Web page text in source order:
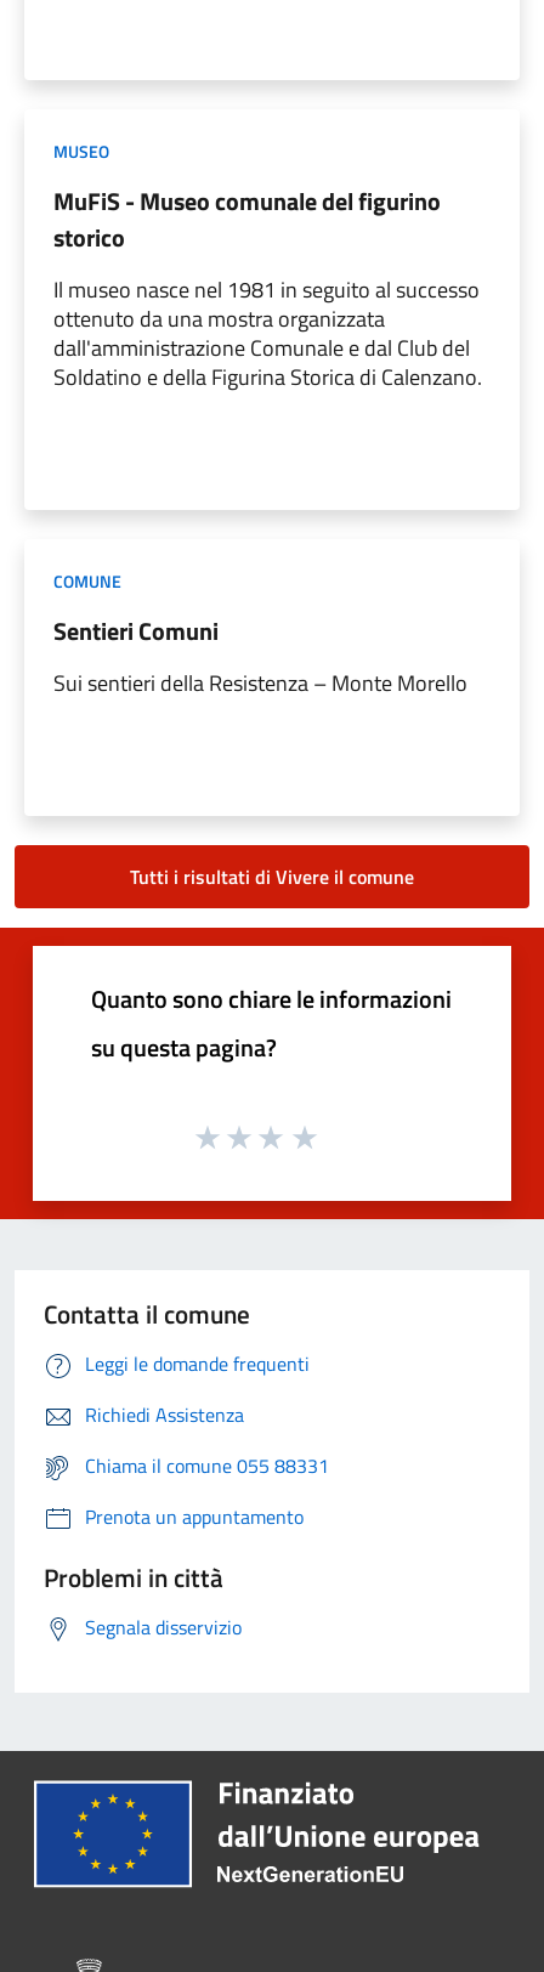
MUSEO
MuFiS - Museo comunale del figurino
storico
Il museo nasce nel 1981 in seguito al successo
ottenuto da una mostra organizzata
dall'amministrazione Comunale e dal Club del
Soldatino e della Figurina Storica di Calenzano.
COMUNE
Sentieri Comuni
Sui sentieri della Resistenza – Monte Morello
Tutti i risultati di Vivere il comune
Quanto sono chiare le informazioni
su questa pagina?
Contatta il comune
Leggi le domande frequenti
Richiedi Assistenza
Chiama il comune 055 88331
Prenota un appuntamento
Problemi in città
Segnala disservizio